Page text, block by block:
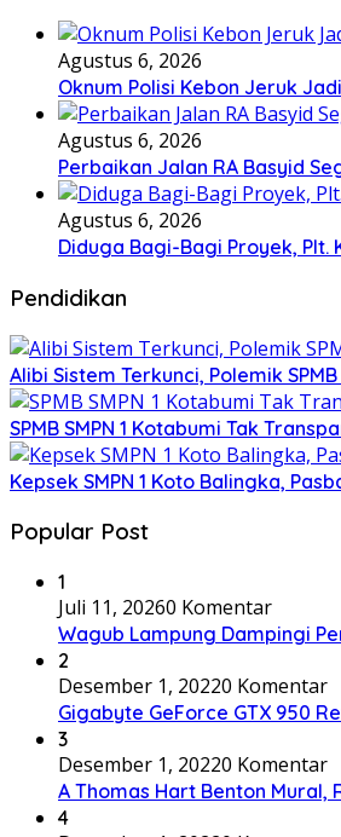
Agustus 6, 2026
Oknum Polisi Kebon Jeruk
Agustus 6, 2026
Perbaikan Jalan RA Basyid
Agustus 6, 2026
Diduga Bagi-Bagi Proyek, Plt.
Pendidikan
Alibi Sistem Terkunci, Polemik
SPMB SMPN 1 Kotabumi Tak
Kepsek SMPN 1 Koto Balingka,
Popular Post
1
Juli 11, 20260 Komentar
Wagub Lampung Dampingi
2
Desember 1, 20220 Komentar
Gigabyte GeForce GTX 950
3
Desember 1, 20220 Komentar
A Thomas Hart Benton Mural,
4